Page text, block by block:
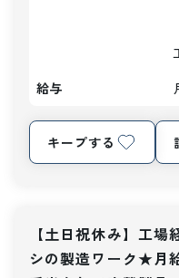
給与
キープする
【土日祝休み】工
シの製造ワーク★月